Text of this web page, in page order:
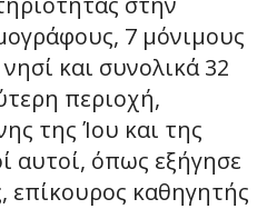
7 μόνιμους
και συνολικά 32
περιοχή,
της Ίου και της
αυτοί, όπως εξήγησε
επίκουρος καθηγητής